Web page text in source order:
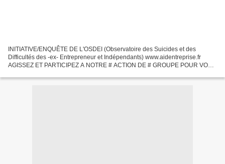
INITIATIVE/ENQUÊTE DE L'OSDEI (Observatoire des Suicides et des
Difficultés des -ex- Entrepreneur et Indépendants) www.aidentreprise.fr
AGISSEZ ET PARTICIPEZ A NOTRE # ACTION DE # GROUPE POUR VOS
INDÉPENDANTS....